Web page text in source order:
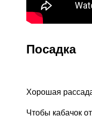
Посадка
Хорошая
Чтобы кабачок